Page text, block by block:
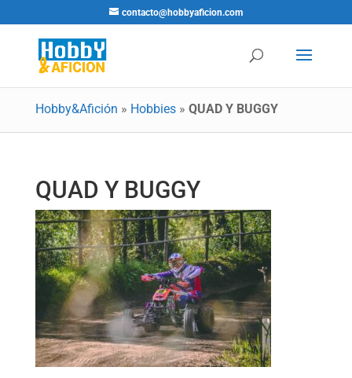
contacto@hobbyaficion.com
Hobby&Afición » Hobbies» QUAD Y BUGGY
QUAD Y BUGGY